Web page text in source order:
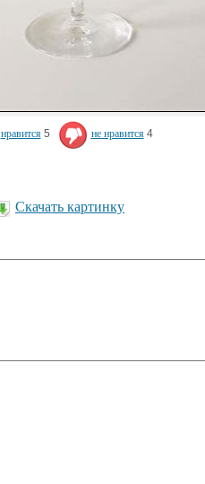
нравится 5 не нравится 4
Скачать картинку